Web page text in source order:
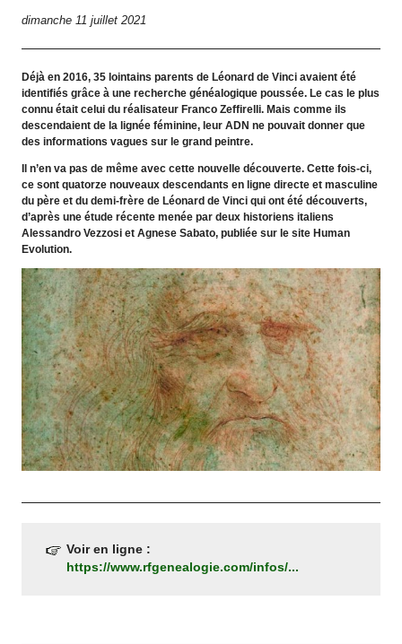
dimanche 11 juillet 2021
Déjà en 2016, 35 lointains parents de Léonard de Vinci avaient été
identifiés grâce à une recherche généalogique poussée. Le cas le plus
connu était celui du réalisateur Franco Zeffirelli. Mais comme ils
descendaient de la lignée féminine, leur ADN ne pouvait donner que
des informations vagues sur le grand peintre.
Il n’en va pas de même avec cette nouvelle découverte. Cette fois-ci,
ce sont quatorze nouveaux descendants en ligne directe et masculine
du père et du demi-frère de Léonard de Vinci qui ont été découverts,
d’après une étude récente menée par deux historiens italiens
Alessandro Vezzosi et Agnese Sabato, publiée sur le site Human
Evolution.
Voir en ligne :
https://www.rfgenealogie.com/infos/...